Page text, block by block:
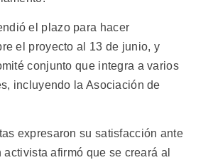
el plazo para hacer
el proyecto al 13 de junio, y
conjunto que integra a varios
incluyendo la Asociación de
expresaron su satisfacción ante
activista afirmó que se creará al